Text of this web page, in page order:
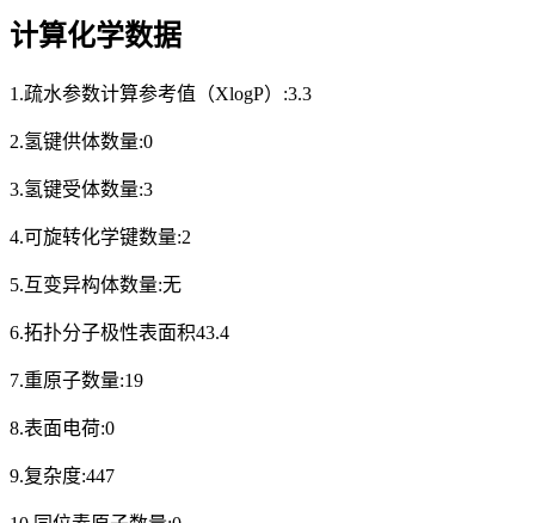
计算化学数据
1.疏水参数计算参考值（XlogP）:3.3
2.氢键供体数量:0
3.氢键受体数量:3
4.可旋转化学键数量:2
5.互变异构体数量:无
6.拓扑分子极性表面积43.4
7.重原子数量:19
8.表面电荷:0
9.复杂度:447